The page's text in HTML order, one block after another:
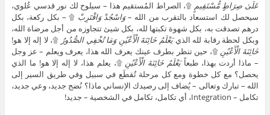
عَلَىٰ صِرَاطٍ مُّسْتَقِيمٍ ۩، الصراط المُستقيم هذا – سيلوح لك نور قدسي عُلوي،
سيحصل لك استسعاد بالتقرب من الله –وَاسْجُدْ وَاقْتَرِبْ ۩ – بكل ركعة، بكل
درهم تصدقت به، بكل شهوة تكبتها لله، بكل شيئ تتجاوزه من أجل مرضاة الله،
وبكل لحظة رقابة لله الذييَعْلَمُ خَائِنَةَ الْأَعْيُنِ وَمَا تُخْفِي الصُّدُورُ ۩، لا إله إلا هو!
خَائِنَةَ الْأَعْيُنِ۩، حين تنظر بطرف عينك يعرف الله هذا، يعرف ويعلم – عز وجل
– ماذا أردت بهذا، طبعاًيَعْلَمُ خَائِنَةَ الْأَعْيُنِ۩، يعلم هذا، لا إله إلا هو! ما الذي
يحصل؟ مع كل خطوة ومع كل مرحلة تُقطَع في سبيل وفي طريق السير إلى
الله – تبارك وتعالى – يُضاف إلى رصيدك الإنساني ماذا؟ نُضج جديد، وعي جديد،
تكامل – Integration، أي تكامل، تكامل في الشخصية – جديد!